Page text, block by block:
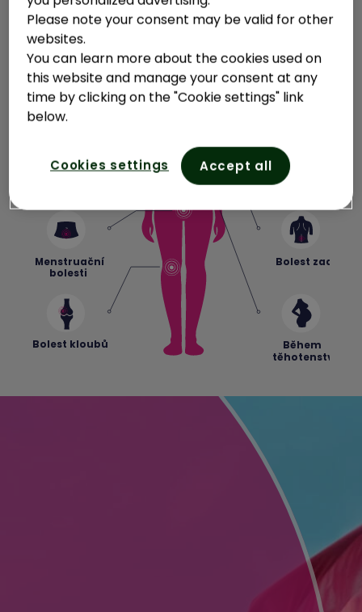
Klikněte na ikonu bolesti
Bolest hlavy
Menstruační
bolesti
Bolest kloubů
Bolest zad
Během
těhotenství
Please note your consent may be valid for other
websites.
You can learn more about the cookies used on
this website and manage your consent at any
time by clicking on the "Cookie settings" link
below.
Cookies settings Accept all